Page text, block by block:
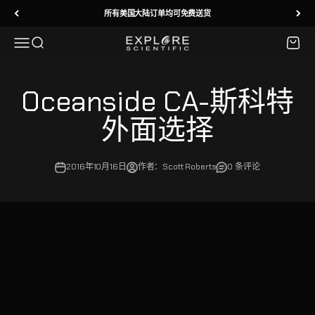
跳转到内容 所有美国大陆订单均可免费送货
菜单搜索 Explore Scientific 购物车
Oceanside CA-斯科特
外面选择
2016年10月16日 作者：Scott Roberts 0 条评论